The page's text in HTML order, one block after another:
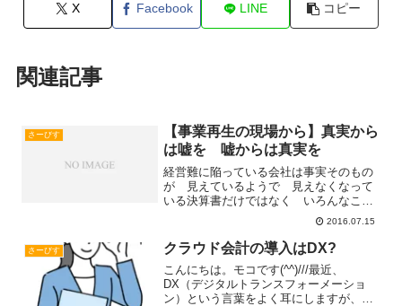
X Facebook LINE コピー
関連記事
さーびす
【事業再生の現場から】真実から
は嘘を 嘘からは真実を
経営難に陥っている会社は事実そのもの
が 見えているようで 見えなくなって
いる決算書だけではなく いろんなこと
がどれが真実で どれが嘘か分からなく
なっているそんな中で 経営の重要な意
思決定をしなければならないあなたは
意思決定できますか？「意Read more...
2016.07.15
さーびす クラウド会計の導入はDX?
こんにちは。モコです(^^)///最近、
DX（デジタルトランスフォーメーショ
ン）という言葉をよく耳にしますが、正